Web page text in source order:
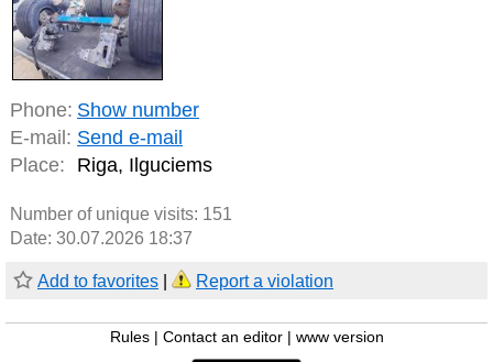
Phone: Show number
E-mail: Send e-mail
Place:
Riga, Ilguciems
Number of unique visits: 151
Date: 30.07.2026 18:37
Add to favorites Report a violation
Rules Contact an editor www version